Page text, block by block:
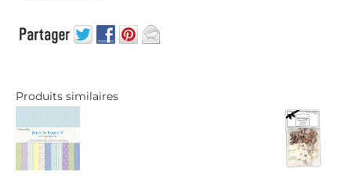
Produits similaires